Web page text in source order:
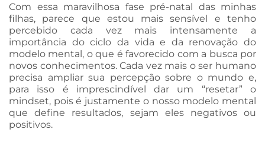
Com essa maravilhosa fase pré-natal das minhas
filhas, parece que estou mais sensível e tenho
percebido cada vez mais intensamente a
importância do ciclo da vida e da renovação do
modelo mental, o que é favorecido com a busca por
novos conhecimentos. Cada vez mais o ser humano
precisa ampliar sua percepção sobre o mundo e,
para isso é imprescindível dar um “resetar” o
mindset, pois é justamente o nosso modelo mental
que define resultados, sejam eles negativos ou
positivos.